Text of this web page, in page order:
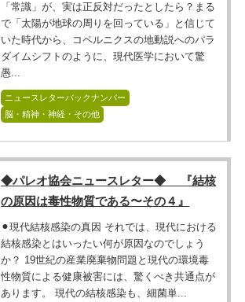
「常識」が、実は正反対だったとしたら？まる
で「太陽が地球の周りを回っている」と信じて
いた時代から、コペルニクスの地動説へのパラ
ダイムシフトのように、現代医学において驚
愚...
ニュースレターバックナンバー
脳・精神・神経・その他
◆パレオ協会ニュースレター◆ 『結核
の原因は毒性物質である〜その４』
⚫︎現代結核感染の真因 それでは、現代における
結核感染とはいったい何が原因なのでしょう
か？ 19世紀の産業廃棄物問題と現代の環境毒
性物質による健康被害には、驚くべき共通点が
あります。 現代の結核感染も、細菌単...